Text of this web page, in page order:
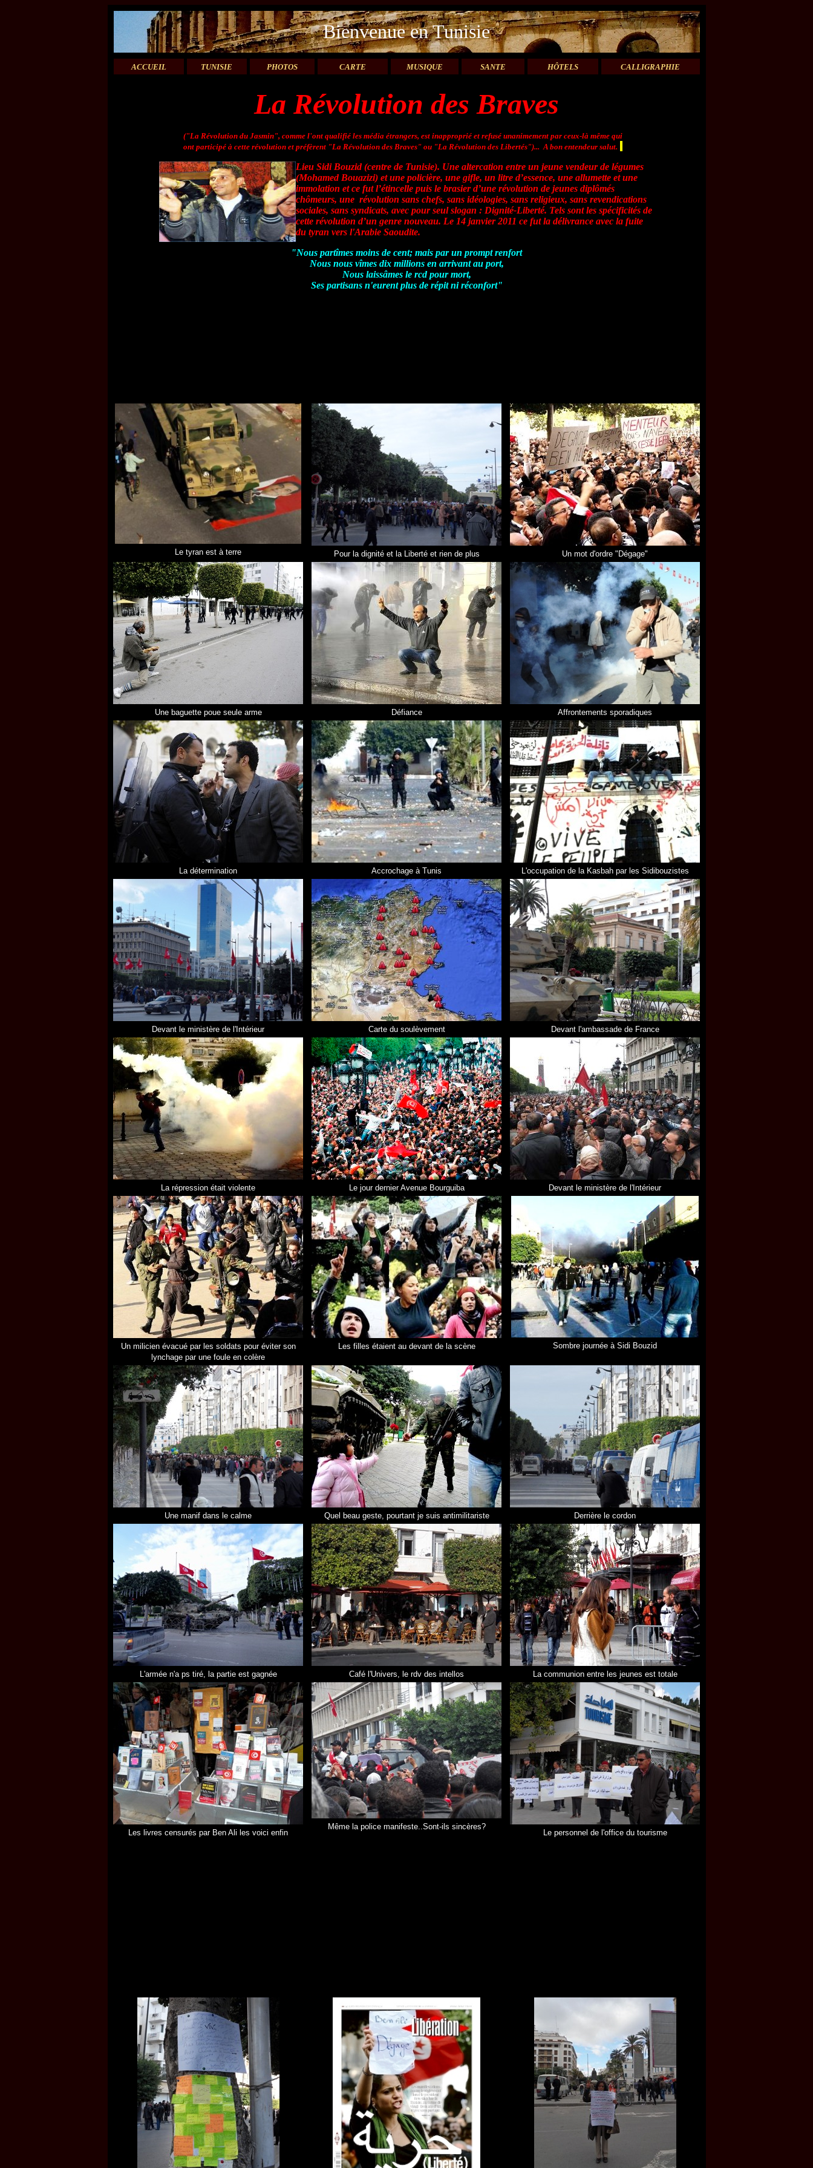
Bienvenue en Tunisie
ACCUEIL TUNISIE PHOTOS CARTE MUSIQUE SANTE HÔTELS CALLIGRAPHIE
La Révolution des Braves
("La Révolution du Jasmin", comme l'ont qualifié les média étrangers, est inapproprié et refusé unanimement par ceux-là même qui
ont participé à cette révolution et préfèrent "La Révolution des Braves" ou "La Révolution des Libertés")... A bon entendeur salut.
Lieu Sidi Bouzid (centre de Tunisie). Une altercation entre un jeune vendeur de légumes
(Mohamed Bouazizi) et une policière, une gifle, un litre d’essence, une allumette et une
immolation et ce fut l’étincelle puis le brasier d’une révolution de jeunes diplômés
chômeurs, une révolution sans chefs, sans idéologies, sans religieux, sans revendications
sociales, sans syndicats, avec pour seul slogan : Dignité-Liberté. Tels sont les spécificités de
cette révolution d’un genre nouveau. Le 14 janvier 2011 ce fut la délivrance avec la fuite
du tyran vers l'Arabie Saoudite.
"Nous partîmes moins de cent; mais par un prompt renfort
Nous nous vîmes dix millions en arrivant au port,
Nous laissâmes le rcd pour mort,
Ses partisans n'eurent plus de répit ni réconfort"
Le tyran est à terre Pour la dignité et la Liberté et rien de plus Un mot d'ordre "Dégage"
Une baguette poue seule arme Défiance Affrontements sporadiques
La détermination Accrochage à Tunis L'occupation de la Kasbah par les Sidibouzistes
Devant le ministère de l'Intérieur Carte du soulèvement Devant l'ambassade de France
La répression était violente Le jour dernier Avenue Bourguiba Devant le ministère de l'Intérieur
Un milicien évacué par les soldats pour éviter son
lynchage par une foule en colère
Les filles étaient au devant de la scène Sombre journée à Sidi Bouzid
Une manif dans le calme Quel beau geste, pourtant je suis antimilitariste Derrière le cordon
L'armée n'a ps tiré, la partie est gagnée Café l'Univers, le rdv des intellos La communion entre les jeunes est totale
Les livres censurés par Ben Ali les voici enfin
Même la police manifeste..Sont-ils sincères?
Le personnel de l'office du tourisme